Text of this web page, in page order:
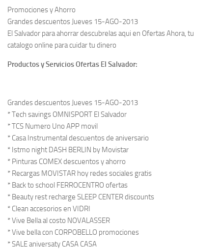
Promociones y Ahorro
Grandes descuentos Jueves 15-AGO-2013
El Salvador para ahorrar descubrelas aqui en Ofertas Ahora, tu
catalogo online para cuidar tu dinero
Productos y Servicios Ofertas El Salvador:
Grandes descuentos Jueves 15-AGO-2013
* Tech savings OMNISPORT El Salvador
* TCS Numero Uno APP movil
* Casa Instrumental descuentos de aniversario
* Istmo night DASH BERLIN by Movistar
* Pinturas COMEX descuentos y ahorro
* Recargas MOVISTAR hoy redes sociales gratis
* Back to school FERROCENTRO ofertas
* Beauty rest recharge SLEEP CENTER discounts
* Clean accesorios en VIDRI
* Vive Bella al costo NOVALASSER
* Vive bella con CORPOBELLO promociones
* SALE aniversaty CASA CASA